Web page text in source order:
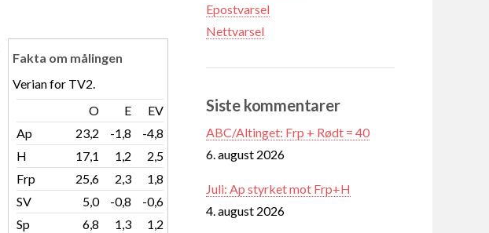
Fakta om målingen
Verian for TV2.
O
E
EV
Ap
23,2 -1,8
-4,8
H
17,1 1,2
2,5
Frp
25,6 2,3
1,8
SV
5,0 -0,8
-0,6
Sp
6,8 1,3
1,2
Epostvarsel
Nettvarsel
Siste kommentarer
ABC/Altinget: Frp + Rødt = 40
6. august 2026
Juli: Ap styrket mot Frp+H
4. august 2026